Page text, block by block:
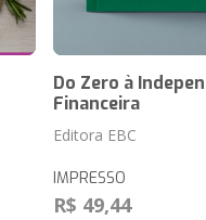
Do Zero à
Financeira
Editora EBC
IMPRESSO
R$ 49,44